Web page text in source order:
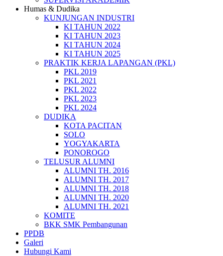
Humas & Dudika
KUNJUNGAN INDUSTRI
KI TAHUN 2022
KI TAHUN 2023
KI TAHUN 2024
KI TAHUN 2025
PRAKTIK KERJA LAPANGAN (PKL)
PKL 2019
PKL 2021
PKL 2022
PKL 2023
PKL 2024
DUDIKA
KOTA PACITAN
SOLO
YOGYAKARTA
PONOROGO
TELUSUR ALUMNI
ALUMNI TH. 2016
ALUMNI TH. 2017
ALUMNI TH. 2018
ALUMNI TH. 2020
ALUMNI TH. 2021
KOMITE
BKK SMK Pembangunan
PPDB
Galeri
Hubungi Kami